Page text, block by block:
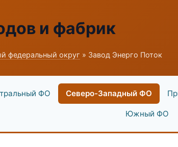
и фабрик
федеральный округ » Завод Энерго Поток
ФО Северо-Западный ФО
Южный ФО